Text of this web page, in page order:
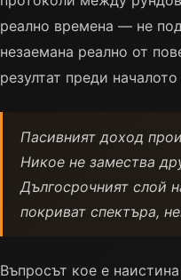
реално времена — не
незаемана реално от
резултат преди
Пасивният доход
Никое не замества
Дългосрочният слой
покриват спектъра,
Въпросът кое е